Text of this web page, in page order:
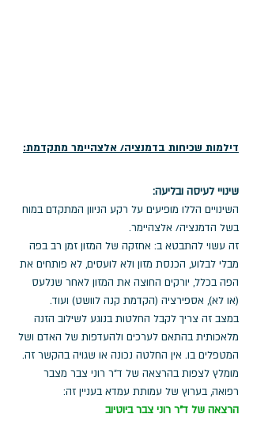
דילמות שכיחות בדמנציה/ אלצהיימר מתקדמת:
שינויי לעיסה ובליעה:
השינויים הללו מופיעים על רקע הניוון המתקדם במוח
בשל הדמנציה/ אלצהיימר.
זה עשוי להתבטא ב: אחזקה של המזון זמן רב בפה
מבלי לבלוע, הכנסת מזון ולא לועסים, לא פותחים את
הפה בכלל, יורקים החוצה את המזון לאחר שנלעס
(או לא), אספירציה (הקדמת קנה לוושט) ועוד.
במצב זה צריך לקבל החלטות בנוגע לשילוב הזנה
מלאכותית בהתאם לערכים ולהעדפות של האדם ושל
המטפלים בו. אין החלטה נכונה או שגויה בהקשר זה.
מומלץ לצפות בהרצאה של ד"ר רוני צבר מצבר
רפואה, בערוץ של עמותת עמדא בעניין זה:
הרצאה של ד"ר רוני צבר ביוטיוב